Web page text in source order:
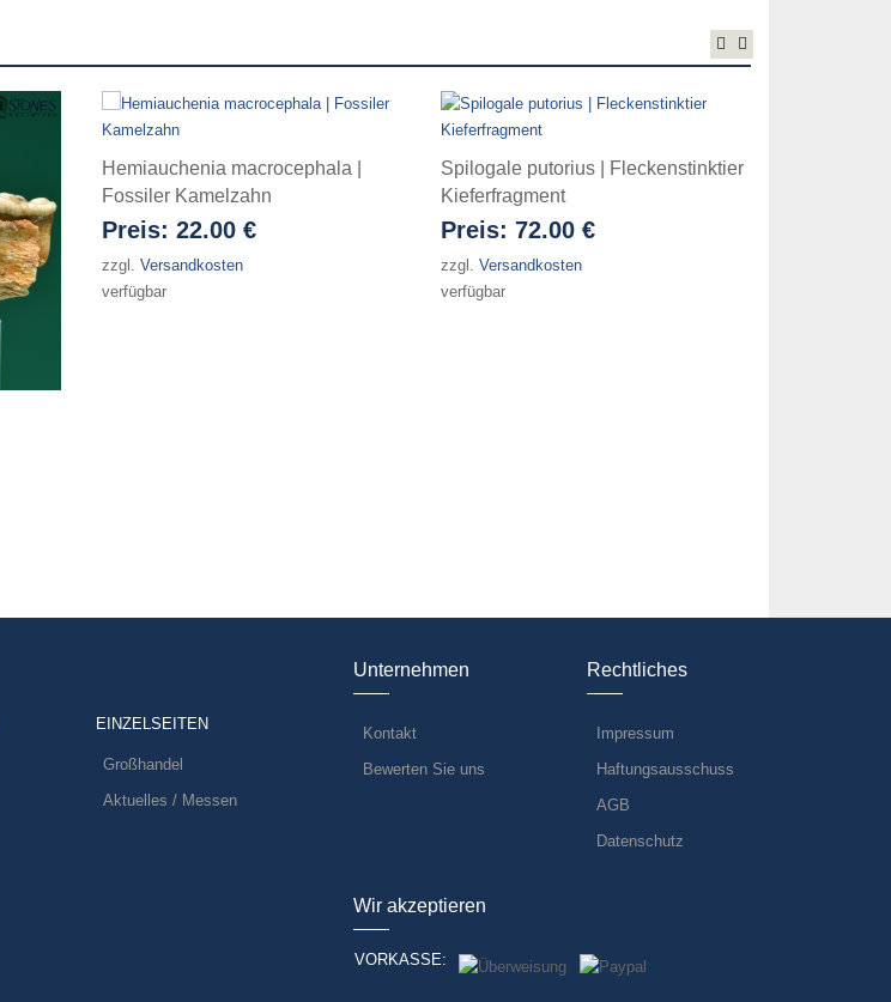
Hemiauchenia macrocephala |
Fossiler Kamelzahn
Preis: 22.00 €
zzgl. Versandkosten
verfügbar
Spilogale putorius | Fleckenstinktier
Kieferfragment
Preis:72.00 €
zzgl.Versandkosten
verfügbar
EINZELSEITEN
Großhandel
Aktuelles / Messen
Unternehmen
Kontakt
Bewerten Sie uns
Rechtliches
Impressum
Haftungsausschuss
AGB
Datenschutz
Wir akzeptieren
VORKASSE: